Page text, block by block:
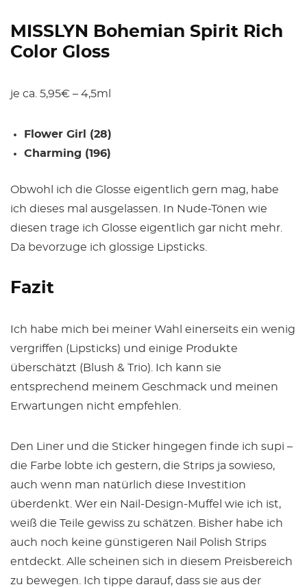
MISSLYN Bohemian Spirit Rich
Color Gloss
je ca. 5,95€ – 4,5ml
Flower Girl (28)
Charming (196)
Obwohl ich die Glosse eigentlich gern mag, habe
ich dieses mal ausgelassen. In Nude-Tönen wie
diesen trage ich Glosse eigentlich gar nicht mehr.
Da bevorzuge ich glossige Lipsticks.
Fazit
Ich habe mich bei meiner Wahl einerseits ein wenig
vergriffen (Lipsticks) und einige Produkte
überschätzt (Blush & Trio). Ich kann sie
entsprechend meinem Geschmack und meinen
Erwartungen nicht empfehlen.
Den Liner und die Sticker hingegen finde ich supi –
die Farbe lobte ich gestern, die Strips ja sowieso,
auch wenn man natürlich diese Investition
überdenkt. Wer ein Nail-Design-Muffel wie ich ist,
weiß die Teile gewiss zu schätzen. Bisher habe ich
auch noch keine günstigeren Nail Polish Strips
entdeckt. Alle scheinen sich in diesem Preisbereich
zu bewegen. Ich tippe darauf, dass sie aus der